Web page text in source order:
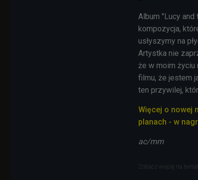
Album "Lucy
kompozycja,
usłyszymy na
Artystka nie
że w moim życiu
filmu, że jestem
ten przywilej,
Więcej o nowej
planach - w
ac/mm
Zobacz więcej na temat: